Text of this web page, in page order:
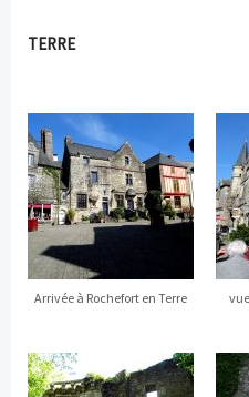
TERRE
Arrivée à Rochefort en Terre